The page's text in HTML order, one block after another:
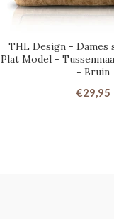
THL Design - Dames
Plat Model -
- Bruin
€29,95